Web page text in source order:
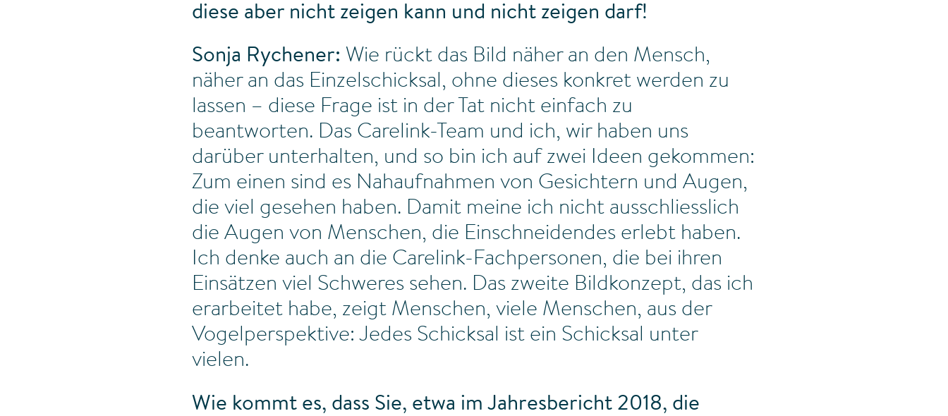
diese aber nicht zeigen kann und nicht zeigen darf!
Sonja Rychener: Wie rückt das Bild näher an den Mensch,
näher an das Einzelschicksal, ohne dieses konkret werden zu
lassen – diese Frage ist in der Tat nicht einfach zu
beantworten. Das Carelink-Team und ich, wir haben uns
darüber unterhalten, und so bin ich auf zwei Ideen gekommen:
Zum einen sind es Nahaufnahmen von Gesichtern und Augen,
die viel gesehen haben. Damit meine ich nicht ausschliesslich
die Augen von Menschen, die Einschneidendes erlebt haben.
Ich denke auch an die Carelink-Fachpersonen, die bei ihren
Einsätzen viel Schweres sehen. Das zweite Bildkonzept, das ich
erarbeitet habe, zeigt Menschen, viele Menschen, aus der
Vogelperspektive: Jedes Schicksal ist ein Schicksal unter
vielen.
Wie kommt es, dass Sie, etwa im Jahresbericht 2018, die